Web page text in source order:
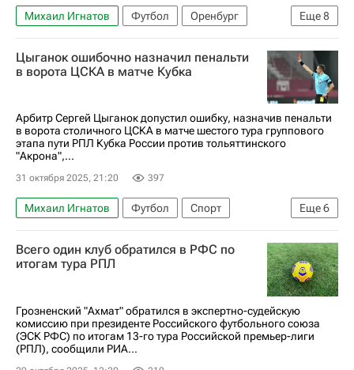
Еще8
Михаил Игнатов Футбол
Оренбург
Россия
Франсуа Камано
Ильдар Ахметзянов
Оренбург
РПЛ 2026-2027 (Чемпионат России по футболу)
Спорт
Цыганок ошибочно назначил пенальти
в ворота ЦСКА в матче Кубка
Арбитр Сергей Цыганок допустил ошибку, назначив пенальти
в ворота столичного ЦСКА в матче шестого тура группового
этапа пути РПЛ Кубка России против тольяттинского
"Акрона",...
31 октября 2025, 21:20 397
Еще6
Михаил Игнатов Футбол
Спорт
Владимир Ильин
ПФК ЦСКА
Акрон (Тольятти)
Динамо Москва
РПЛ 2026-2027 (Чемпионат России по футболу)
Кубок России по футболу
Всего один клуб обратился в РФС по
итогам тура РПЛ
Грозненский "Ахмат" обратился в экспертно-судейскую
комиссию при президенте Российского футбольного союза
(ЭСК РФС) по итогам 13-го тура Российской премьер-лиги
(РПЛ), сообщили РИА...